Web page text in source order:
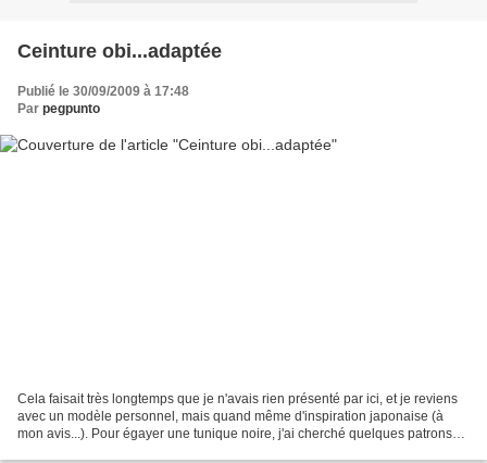
Ceinture obi...adaptée
Publié le 30/09/2009 à 17:48
Par pegpunto
Cela faisait très longtemps que je n'avais rien présenté par ici, et je reviens
avec un modèle personnel, mais quand même d'inspiration japonaise (à
mon avis...). Pour égayer une tunique noire, j'ai cherché quelques patrons